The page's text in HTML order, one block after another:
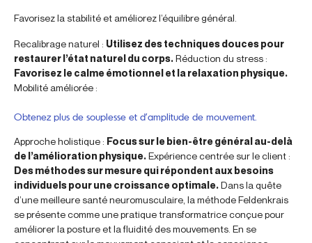
Favorisez la stabilité et améliorez l’équilibre général.
Recalibrage naturel : Utilisez des techniques douces pour
restaurer l’état naturel du corps.Réduction du stress :
Favorisez le calme émotionnel et la relaxation physique.
Mobilité améliorée :
Obtenez plus de souplesse et d’amplitude de mouvement.
Approche holistique : Focus sur le bien-être général au-delà
de l’amélioration physique.Expérience centrée sur le client :
Des méthodes sur mesure qui répondent aux besoins
individuels pour une croissance optimale.Dans la quête
d’une meilleure santé neuromusculaire, la méthode Feldenkrais
se présente comme une pratique transformatrice conçue pour
améliorer la posture et la fluidité des mouvements. En se